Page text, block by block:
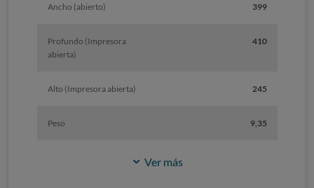
Ancho (abierto) 399
Profundo (Impresora
abierta)
410
Alto (Impresora abierta) 245
Peso 9,35
Ver más